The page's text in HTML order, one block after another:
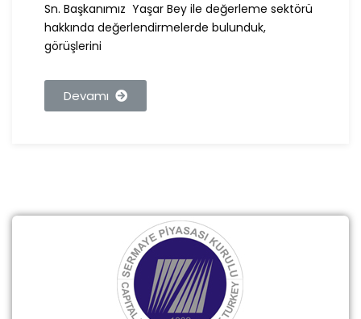
Sn. Başkanımız Yaşar Bey ile değerleme sektörü
hakkında değerlendirmelerde bulunduk,
görüşlerini
Devamı